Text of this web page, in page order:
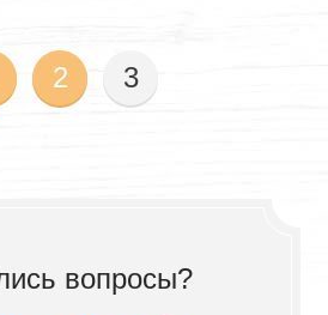
2 3
вопросы?